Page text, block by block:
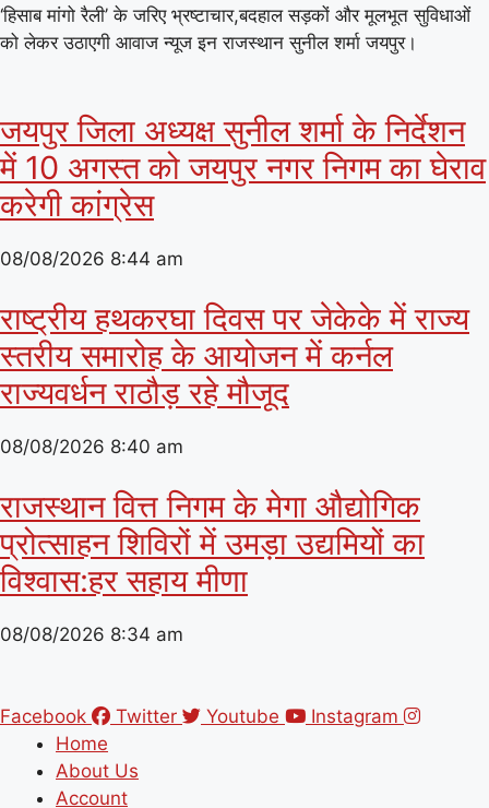
‘हिसाब मांगो रैली’ के जरिए भ्रष्टाचार,बदहाल सड़कों और मूलभूत सुविधाओं
को लेकर उठाएगी आवाज न्यूज इन राजस्थान सुनील शर्मा जयपुर।
जयपुर जिला अध्यक्ष सुनील शर्मा के निर्देशन
में 10 अगस्त को जयपुर नगर निगम का घेराव
करेगी कांग्रेस
08/08/2026 8:44 am
राष्ट्रीय हथकरघा दिवस पर जेकेके में राज्य
स्तरीय समारोह के आयोजन में कर्नल
राज्यवर्धन राठौड़ रहे मौजूद
08/08/2026 8:40 am
राजस्थान वित्त निगम के मेगा औद्योगिक
प्रोत्साहन शिविरों में उमड़ा उद्यमियों का
विश्वास:हर सहाय मीणा
08/08/2026 8:34 am
Facebook Twitter Youtube
Instagram
Home
About Us
Account